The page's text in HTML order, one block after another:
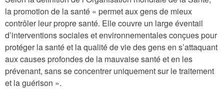
la promotion de la santé « permet aux gens de mieux
contrôler leur propre santé. Elle couvre un large éventail
d’interventions sociales et environnementales conçues pour
protéger la santé et la qualité de vie des gens en s’attaquant
aux causes profondes de la mauvaise santé et en les
prévenant, sans se concentrer uniquement sur le traitement
et la guérison ».